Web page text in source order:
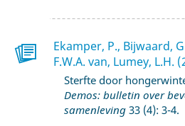
Ekamper, P., Bijwaard,
F.W.A. van, Lumey, L.H.
Sterfte door
Demos: bulletin over
samenleving 33 (4): 3-4.